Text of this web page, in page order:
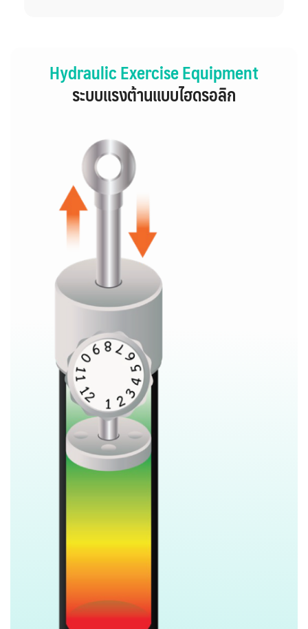
Hydraulic Exercise Equipment
ระบบแรงต้านแบบไฮดรอลิก